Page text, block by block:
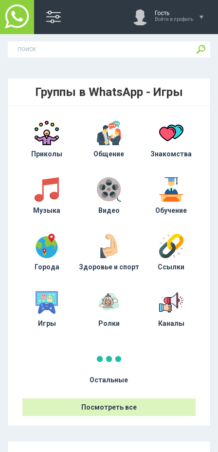
Гость
Войти в профиль
Группы в WhatsApp - Игры
Приколы Общение Знакомства
Музыка Видео Обучение
Города Здоровье и спорт Ссылки
Игры Ролки Каналы
Остальные
Посмотреть все